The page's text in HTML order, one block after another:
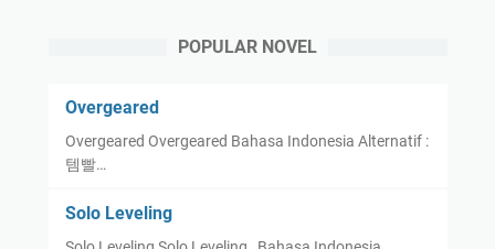
POPULAR NOVEL
Overgeared
Overgeared Overgeared Bahasa Indonesia Alternatif :
템빨…
Solo Leveling